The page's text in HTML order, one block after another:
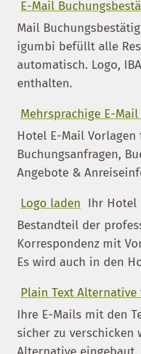
E-Mail
Mail
igumbi befüllt alle
automatisch. Logo,
enthalten.
Mehrsprachige E-Mail
Hotel E-Mail
Buchungsanfragen,
Angebote &
Logo laden Ihr Hotel
Bestandteil der
Korrespondenz mit
Es wird auch in den
Plain Text
Ihre E-Mails mit den
sicher zu verschicken